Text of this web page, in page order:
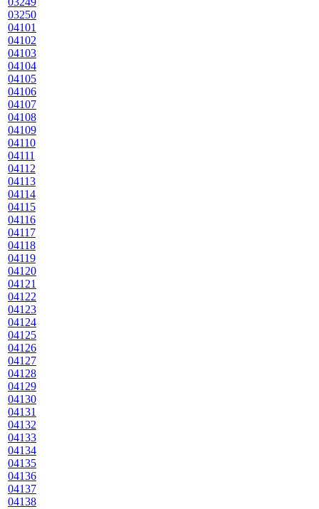
03250
04101
04102
04103
04104
04105
04106
04107
04108
04109
04110
04111
04112
04113
04114
04115
04116
04117
04118
04119
04120
04121
04122
04123
04124
04125
04126
04127
04128
04129
04130
04131
04132
04133
04134
04135
04136
04137
04138